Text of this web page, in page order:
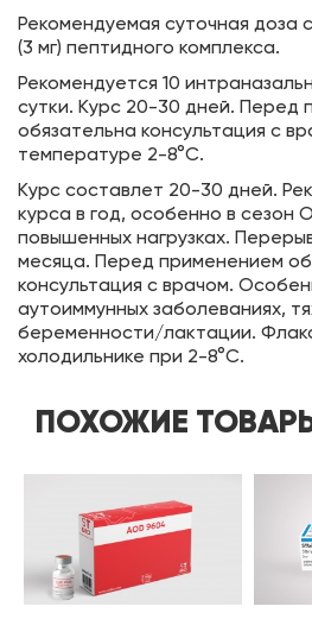
Рекомендуемая суточная доза
(3 мг) пептидного комплекса.
Рекомендуется 10
сутки. Курс 20-30 дней. Перед
обязательна консультация с
температуре 2-8°C.
Курс составлет 20-30 дней.
курса в год, особенно в сезон
повышенных нагрузках.
месяца. Перед применением
консультация с врачом.
аутоиммунных заболеваниях,
беременности/лактации.
холодильнике при 2-8°C.
ПОХОЖИЕ